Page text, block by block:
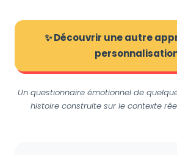
✨ Découvrir une autre
Un questionnaire émotionnel de
histoire construite sur le contexte